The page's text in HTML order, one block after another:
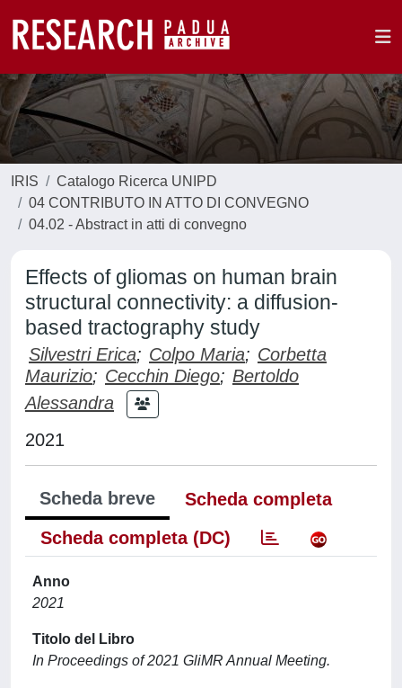
IRIS
Catalogo Ricerca UNIPD
04 CONTRIBUTO IN ATTO DI CONVEGNO
04.02 - Abstract in atti di convegno
Effects of gliomas on human brain
structural connectivity: a diffusion-
based tractography study
Silvestri Erica; Colpo Maria; Corbetta
Maurizio; Cecchin Diego; Bertoldo
Alessandra
2021
Scheda breve
Scheda completa
Scheda completa (DC)
Anno
2021
Titolo del Libro
In Proceedings of 2021 GliMR Annual Meeting.